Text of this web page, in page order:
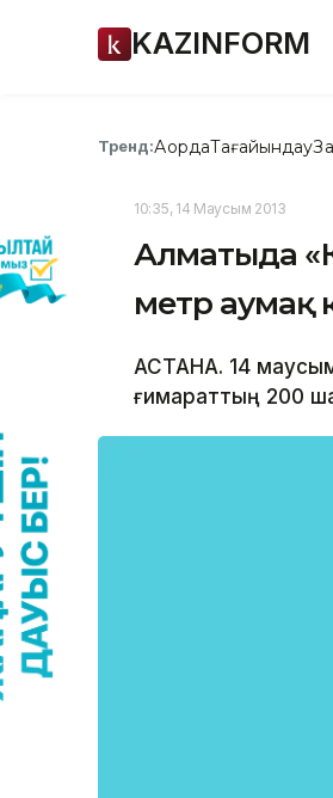
KAZINFORM
Тренд:АқордаТағайындау
10:35, 14 Маусым 2013
Алматыда
метр аумақ
АСТАНА. 14
ғимараттың 200